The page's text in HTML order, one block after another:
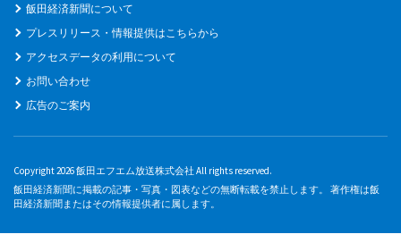
飯田経済新聞について
プレスリリース・情報提供はこちらから
アクセスデータの利用について
お問い合わせ
広告のご案内
Copyright 2026 飯田エフエム放送株式会社 All rights reserved.
飯田経済新聞に掲載の記事・写真・図表などの無断転載を禁止します。 著作権は飯
田経済新聞またはその情報提供者に属します。